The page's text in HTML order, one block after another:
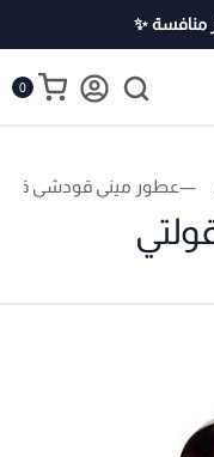
0
عطور ميني قودشي